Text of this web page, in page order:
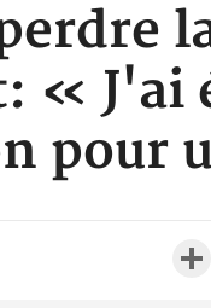
« J'ai
pour